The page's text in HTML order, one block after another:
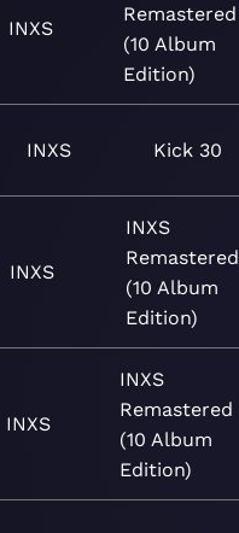
INXS
Remastered
(10 Album
Edition)
INXS Kick 30
INXS
INXS
Remastered
(10 Album
Edition)
INXS
INXS
Remastered
(10 Album
Edition)